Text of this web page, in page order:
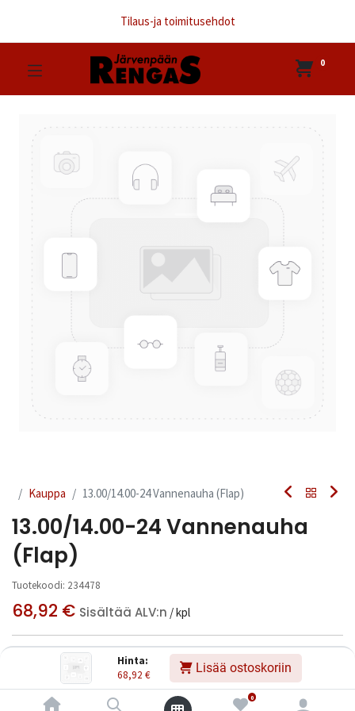
Hinta:
68,92 € Lisää ostoskoriin
0
Tilaus-ja toimitusehdot
0
Kauppa 13.00/14.00-24 Vannenauha (Flap)
13.00/14.00-24 Vannenauha
(Flap)
Tuotekoodi: 234478
68,92 € Sisältää ALV:n / kpl
Toimittajilla (kotimaa):
Saatavilla
Toimitusaika:
3 arkipäivää